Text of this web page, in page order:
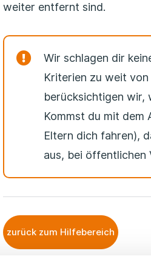
weiter entfernt sind.
Wir schlagen dir
Kriterien zu weit
berücksichtigen wir,
Kommst du mit dem
Eltern dich fahren),
aus, bei öffentlichen
zurück zum Hilfebereich